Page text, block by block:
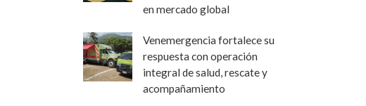
en mercado global
Venemergencia fortalece su
respuesta con operación
integral de salud, rescate y
acompañamiento